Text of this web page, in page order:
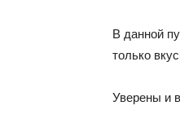
В данной
только
Уверены и